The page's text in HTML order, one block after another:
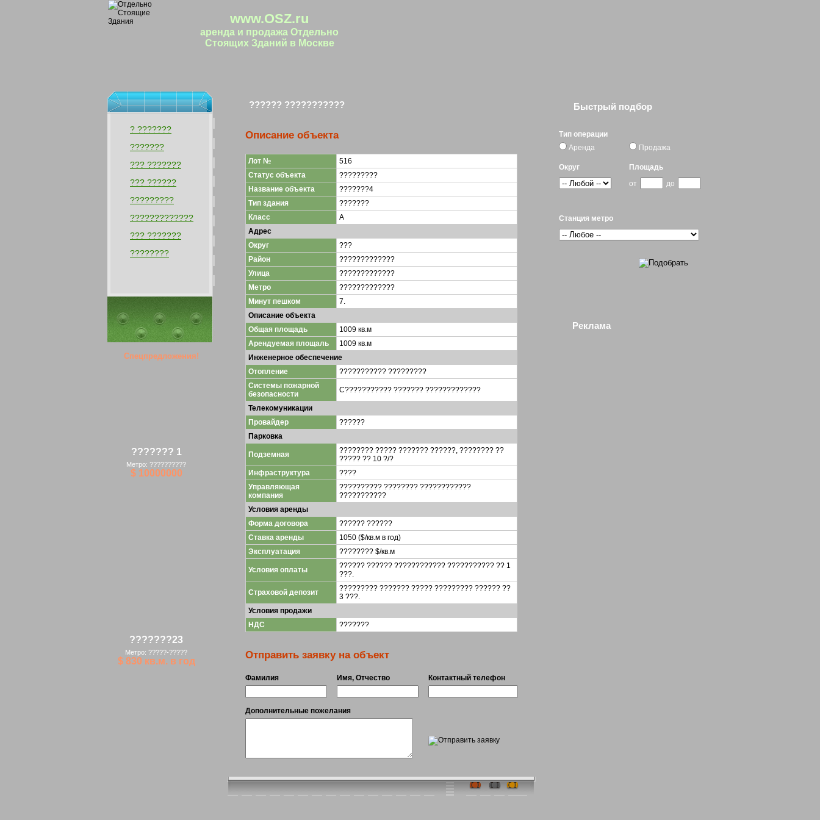
www.OSZ.ru
аренда и продажа Отдельно
Стоящих Зданий в Москве
? ???????
???????
??? ???????
??? ??????
?????????
?????????????
??? ???????
????????
Спецпредложения!
??????? 1
Метро: ??????????
$ 10000000
???????23
Метро: ?????-?????
$ 830 кв.м. в год
?????? ???????????
Описание объекта
Лот №
516
Статус объекта
?????????
Название объекта
???????4
Тип здания
???????
Класс
A
Адрес
Округ
???
Район
?????????????
Улица
?????????????
Метро
?????????????
Минут пешком
7.
Описание объекта
Общая площадь
1009 кв.м
Арендуемая площаль
1009 кв.м
Инженерное обеспечение
Отопление
??????????? ?????????
Системы пожарной
безопасности
C??????????? ??????? ?????????????
Телекомуникации
Провайдер
??????
Парковка
Подземная
???????? ????? ??????? ??????, ???????? ??
????? ?? 10 ?/?
Инфраструктура
????
Управляющая
компания
?????????? ???????? ????????????
???????????
Условия аренды
Форма договора
?????? ??????
Ставка аренды
1050 ($/кв.м в год)
Эксплуатация
???????? $/кв.м
Условия оплаты
?????? ?????? ???????????? ??????????? ?? 1
???.
Страховой депозит
????????? ??????? ????? ????????? ?????? ??
3 ???.
Условия продажи
НДС
???????
Отправить заявку на объект
Фамилия Имя, Отчество Контактный телефон
Дополнительные пожелания
Быстрый подбор
Тип операции
Аренда
Продажа
Округ
Площадь
от
до
Станция метро
Реклама